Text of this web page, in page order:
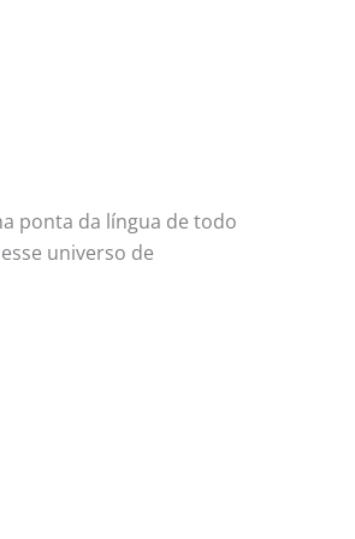
ponta da língua de todo
universo de